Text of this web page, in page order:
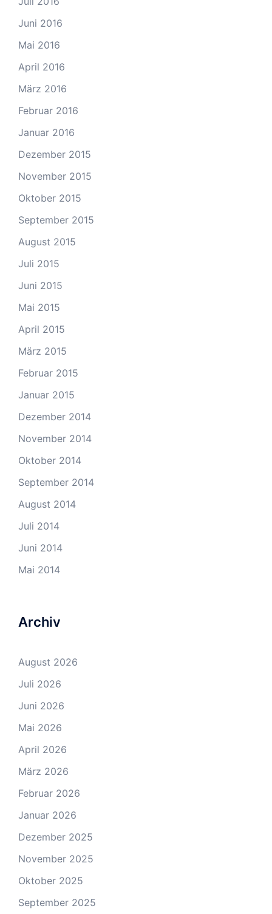
Juni 2016
Mai 2016
April 2016
März 2016
Februar 2016
Januar 2016
Dezember 2015
November 2015
Oktober 2015
September 2015
August 2015
Juli 2015
Juni 2015
Mai 2015
April 2015
März 2015
Februar 2015
Januar 2015
Dezember 2014
November 2014
Oktober 2014
September 2014
August 2014
Juli 2014
Juni 2014
Mai 2014
Archiv
August 2026
Juli 2026
Juni 2026
Mai 2026
April 2026
März 2026
Februar 2026
Januar 2026
Dezember 2025
November 2025
Oktober 2025
September 2025